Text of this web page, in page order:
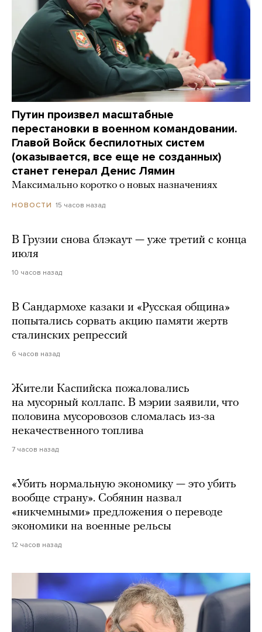
Путин произвел масштабные
перестановки в военном командовании.
Главой Войск беспилотных систем
(оказывается, все еще не созданных)
станет генерал Денис Лямин
Максимально коротко о новых назначениях
НОВОСТИ 15 часов назад
В Грузии снова блэкаут — уже третий с конца
июля
10 часов назад
В Сандармохе казаки и «Русская община»
попытались сорвать акцию памяти жертв
сталинских репрессий
6 часов назад
Жители Каспийска пожаловались
на мусорный коллапс. В мэрии заявили, что
половина мусоровозов сломалась из-за
некачественного топлива
7 часов назад
«Убить нормальную экономику — это убить
вообще страну». Собянин назвал
«никчемными» предложения о переводе
экономики на военные рельсы
12 часов назад